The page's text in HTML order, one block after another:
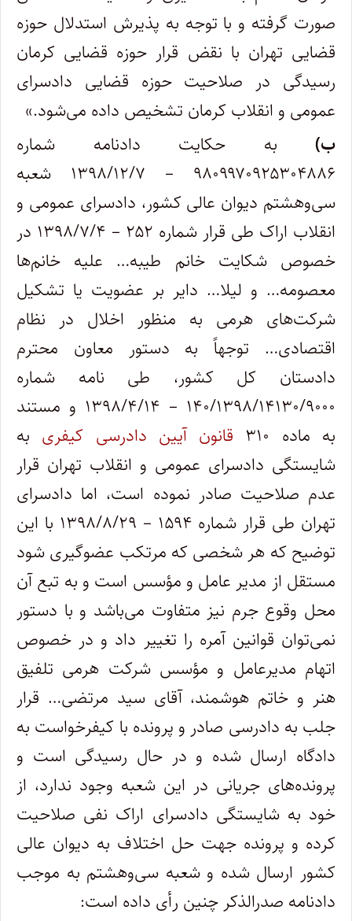
صورت گرفته و با توجه به پذیرش استدلال حوزه
قضایی تهران با نقض قرار حوزه قضایی کرمان
رسیدگی در صلاحیت حوزه قضایی دادسرای
عمومی و انقلاب کرمان تشخیص داده می‌شود.»
ب) به حکایت دادنامه شماره
۹۸۰۹۹۷۰۹۲۵۳۰۴۸۸۶ – ۱۳۹۸/۱۲/۷ شعبه
سی‌وهشتم دیوان عالی کشور، دادسرای عمومی و
انقلاب اراک طی قرار شماره ۲۵۲ – ۱۳۹۸/۷/۴ در
خصوص شکایت خانم طیبه… علیه خانم‌ها
معصومه… و لیلا… دایر بر عضویت یا تشکیل
شرکت‌های هرمی به منظور اخلال در نظام
اقتصادی… توجهاً به دستور معاون محترم
دادستان کل کشور، طی نامه شماره
۱۴۰/۱۳۹۸/۱۴۱۳۰/۹۰۰۰ – ۱۳۹۸/۴/۱۴ و مستند
به‌ ماده ۳۱۰
قانون آیین دادرسی کیفری به
شایستگی دادسرای عمومی و انقلاب تهران قرار
عدم صلاحیت صادر نموده است، اما دادسرای
تهران طی قرار شماره ۱۵۹۴ – ۱۳۹۸/۸/۲۹ با این
توضیح که هر شخصی که مرتکب عضوگیری شود
مستقل از مدیر عامل و مؤسس است و به تبع آن
محل وقوع جرم نیز متفاوت می‌باشد و با دستور
نمی‌توان قوانین آمره را تغییر داد و در خصوص
اتهام مدیرعامل و مؤسس شرکت هرمی تلفیق
هنر و خاتم هوشمند، آقای سید مرتضی… قرار
جلب به دادرسی صادر و پرونده با کیفرخواست به
دادگاه ارسال شده و در حال رسیدگی است و
پرونده‌های جریانی در این شعبه وجود ندارد، از
خود به شایستگی دادسرای اراک نفی صلاحیت
کرده و پرونده‌ جهت حل اختلاف به دیوان عالی
کشور ارسال شده و شعبه سی‌وهشتم به موجب
دادنامه صدرالذکر چنین رأی داده است: